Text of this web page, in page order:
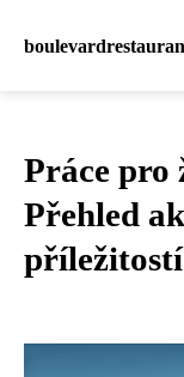
Práce pro
Přehled
příležitostí